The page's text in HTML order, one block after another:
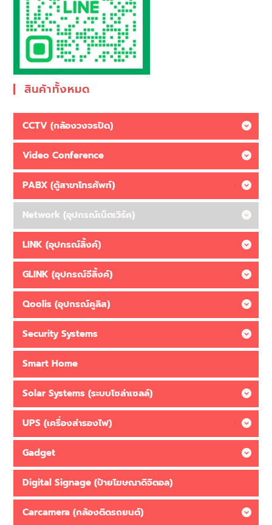
สินค้าทั้งหมด
CCTV (กล้องวงจรปิด)
Video Conference
PABX (ตู้สาขาโทรศัพท์)
Network (อุปกรณ์เน็ตเวิร์ค)
LINK (อุปกรณ์ลิ้งค์)
GLINK (อุปกรณ์จีลิ้งค์)
Qoolis (อุปกรณ์คูลิส)
Security Systems
Smart Home
Solar Systems (ระบบโซล่าเซลล์)
UPS (เครื่องสำรองไฟ)
Gadget
Digital Signage (ป้ายโฆษณาดิจิตอล)
Carcamera (กล้องติดรถยนต์)